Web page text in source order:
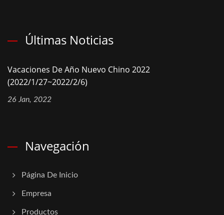
Últimas Noticias
Vacaciones De Año Nuevo Chino 2022
(2022/1/27~2022/2/6)
26 Jan, 2022
Navegación
Página De Inicio
Empresa
Productos